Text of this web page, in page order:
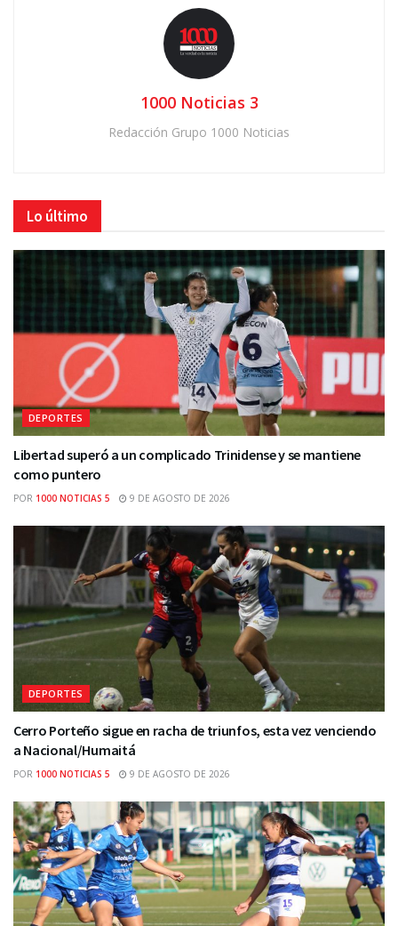
1000 Noticias 3
Redacción Grupo 1000 Noticias
Lo último
DEPORTES
Libertad superó a un complicado Trinidense y se mantiene
como puntero
POR 1000 NOTICIAS 5 9 DE AGOSTO DE 2026
DEPORTES
Cerro Porteño sigue en racha de triunfos, esta vez venciendo
a Nacional/Humaitá
POR 1000 NOTICIAS 5 9 DE AGOSTO DE 2026